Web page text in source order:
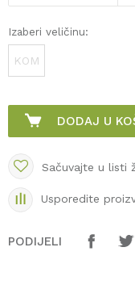
Izaberi veličinu:
KOM
DODAJ U
Sačuvajte u listi
Usporedite
PODIJELI